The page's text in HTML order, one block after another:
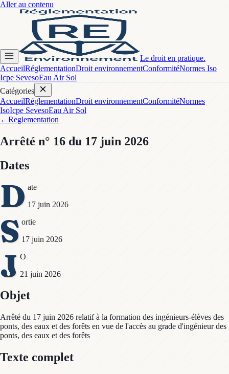
Aller au contenu
Le droit en pratique.
AccueilRéglementationDroit environnementConformitéNormes Iso
Icpe SevesoEau Air Sol
Catégories
AccueilRéglementationDroit environnementConformitéNormes
IsoIcpe SevesoEau Air Sol
←Reglementation
Arrêté n° 16 du 17 juin 2026
Dates
D ate
17 juin 2026
S ortie
17 juin 2026
J O
21 juin 2026
Objet
Arrêté du 17 juin 2026 relatif à la formation des ingénieurs-élèves des
ponts, des eaux et des forêts en vue de l'accès au grade d'ingénieur des
ponts, des eaux et des forêts
Texte complet